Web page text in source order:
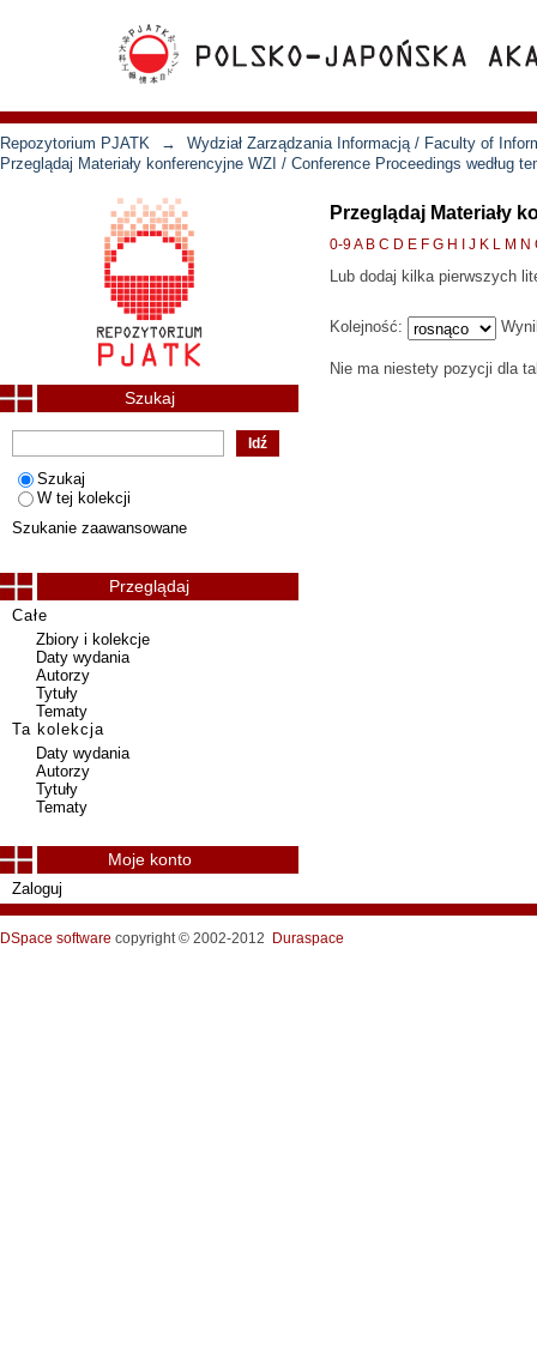
Repozytorium PJATK →
Wydział Zarządzania Informacją / Faculty of
Przeglądaj Materiały konferencyjne WZI / Conference Proceedings według
Przeglądaj Materiały
0-9A B C D E F G H J K L M N
Lub dodaj kilka pierwszych
Kolejność:
Nie ma niestety pozycji dla
Szukaj
Szukaj
W tej kolekcji
Szukanie zaawansowane
Przeglądaj
Całe
Zbiory i kolekcje
Daty wydania
Autorzy
Tytuły
Tematy
Ta kolekcja
Daty wydania
Autorzy
Tytuły
Tematy
Moje konto
Zaloguj
DSpace software copyright © 2002-2012 Duraspace